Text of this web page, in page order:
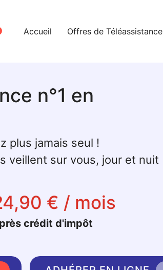
Accueil Offres de Téléassistance
n°1 en
plus jamais seul !
veillent sur vous, jour et nuit
€ / mois
crédit d'impôt